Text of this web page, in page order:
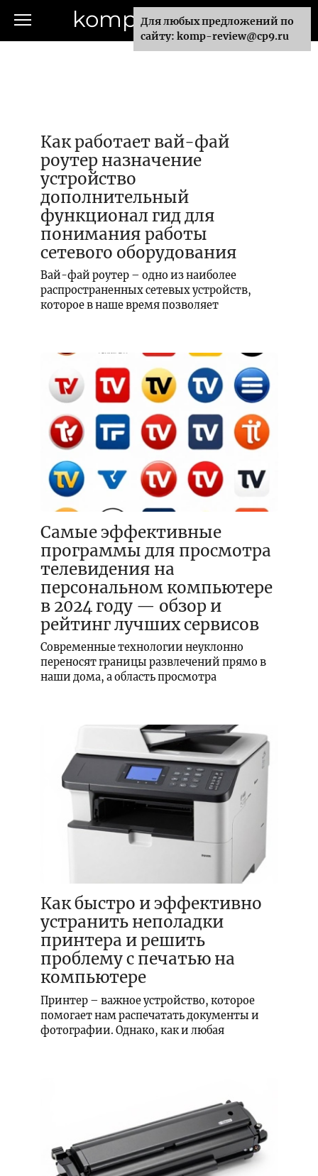
контенту
komp-review.ru
Как работает вай-фай
роутер назначение
устройство
дополнительный
функционал гид для
понимания работы
сетевого оборудования
Вай-фай роутер – одно из наиболее
распространенных сетевых устройств,
которое в наше время позволяет
Самые эффективные
программы для просмотра
телевидения на
персональном компьютере
в 2024 году — обзор и
рейтинг лучших сервисов
Современные технологии неуклонно
переносят границы развлечений прямо в
наши дома, а область просмотра
Как быстро и эффективно
устранить неполадки
принтера и решить
проблему с печатью на
компьютере
Принтер – важное устройство, которое
помогает нам распечатать документы и
фотографии. Однако, как и любая
Для любых предложений по
сайту: komp-review@cp9.ru